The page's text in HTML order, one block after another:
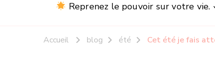
Reprenez le pouvoir sur votre vie.
Accueil blog été Cet été je fais